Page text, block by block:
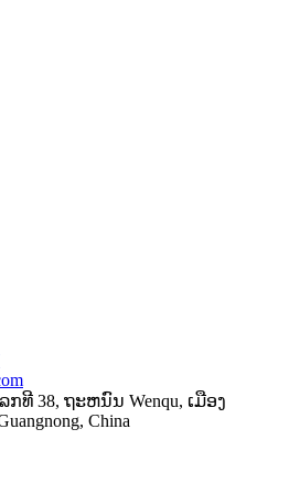
ທີ 38, ຖະຫນົນ Wenqu, ເມືອງ
China